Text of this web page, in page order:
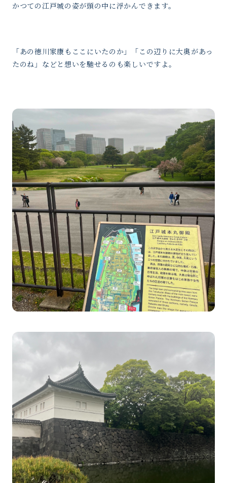
かつての江戸城の姿が頭の中に浮かんできます。
「あの徳川家康もここにいたのか」「この辺りに大奥があっ
たのね」などと想いを馳せるのも楽しいですよ。